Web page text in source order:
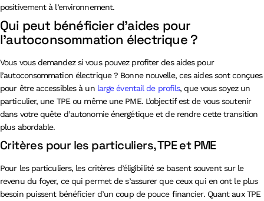
positivement à l’environnement.
Qui peut bénéficier d’aides pour
l’autoconsommation électrique ?
Vous vous demandez si vous pouvez profiter des aides pour
l’autoconsommation électrique ? Bonne nouvelle, ces aides sont conçues
pour être accessibles à un large éventail de profils, que vous soyez un
particulier, une TPE ou même une PME. L’objectif est de vous soutenir
dans votre quête d’autonomie énergétique et de rendre cette transition
plus abordable.
Critères pour les particuliers, TPE et PME
Pour les particuliers, les critères d’éligibilité se basent souvent sur le
revenu du foyer, ce qui permet de s’assurer que ceux qui en ont le plus
besoin puissent bénéficier d’un coup de pouce financier. Quant aux TPE